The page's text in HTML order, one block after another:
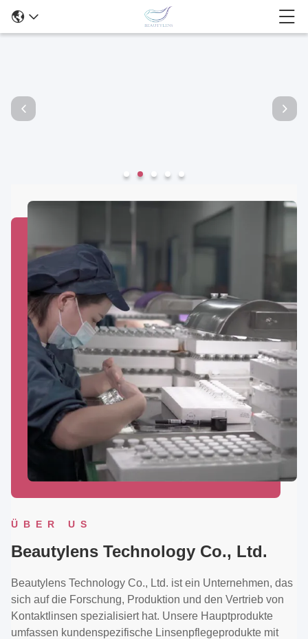
ÜBER US
Beautylens Technology Co., Ltd.
Beautylens Technology Co., Ltd. ist ein Unternehmen, das
sich auf die Forschung, Produktion und den Vertrieb von
Kontaktlinsen spezialisiert hat. Unsere Hauptprodukte
umfassen kundenspezifische Linsenpflegeprodukte mit